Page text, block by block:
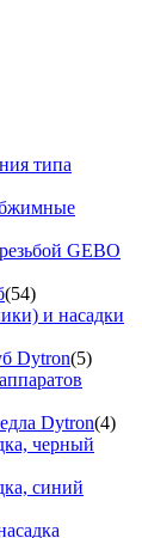
типа
GEBO
(54)
и насадки
Dytron(5)
Dytron(4)
черный
синий